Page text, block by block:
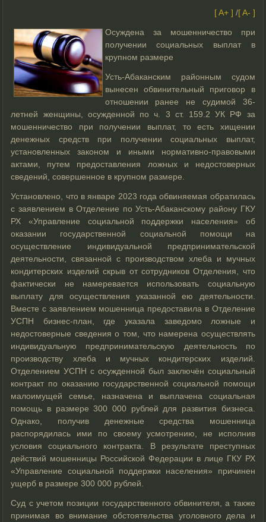
[ A+ ] /[ A- ]
Осуждена за мошенничество при
получении социальных выплат в
крупном размере
Усть-Абаканским районным судом
вынесен обвинительный приговор в
отношении ранее не судимой 36-
летней женщины, осужденной по ч. 3 ст. 159.2 УК РФ за
мошенничество при получении выплат, то есть хищении
денежных средств при получении социальных выплат,
установленных законом и иными нормативно-правовыми
актами, путем предоставления ложных и недостоверных
сведений, совершенное в крупном размере.
Установлено, что в январе 2023 года обвиняемая обратилась
с заявлением в Отделение по Усть-Абаканскому району ГКУ
РХ «Управление социальной поддержки населения» об
оказании государственной социальной помощи на
осуществление индивидуальной предпринимательской
деятельности, связанной с производством хлеба и мучных
кондитерских изделий скрыв от сотрудников Отделения, что
фактически не намеревается использовать социальную
выплату для осуществления указанной ею деятельности.
Вместе с заявлением мошенница предоставила в Отделение
УСПН бизнес-план, где указала заведомо ложные и
недостоверные сведения о том, что намерена осуществлять
индивидуальную предпринимательскую деятельность по
производству хлеба и мучных кондитерских изделий.
Отделением УСПН с осужденной был заключён социальный
контракт по оказанию государственной социальной помощи
малоимущей семье, назначена и выплачена социальная
помощь в размере 300 000 рублей для развития бизнеса.
Однако, получив денежные средства мошенница
распорядилась ими по своему усмотрению, не исполнив
условия социального контракта. В результате преступных
действий мошенницы Российской Федерации в лице ГКУ РХ
«Управление социальной поддержки населения» причинен
ущерб в размере 300 000 рублей.
Суд с учетом позиции государственного обвинителя, а также
принимая во внимание обстоятельства уголовного дела и